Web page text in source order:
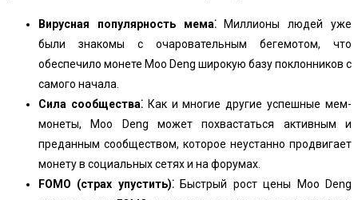
Вирусная популярность мема⁚Миллионы людей уже
были знакомы с очаровательным бегемотом, что
обеспечило монете Moo Deng широкую базу поклонников с
самого начала.
Сила сообщества⁚Как и многие другие успешные мем-
монеты, Moo Deng может похвастаться активным и
преданным сообществом, которое неустанно продвигает
монету в социальных сетях и на форумах.
FOMO (страх упустить)⁚Быстрый рост цены Moo Deng